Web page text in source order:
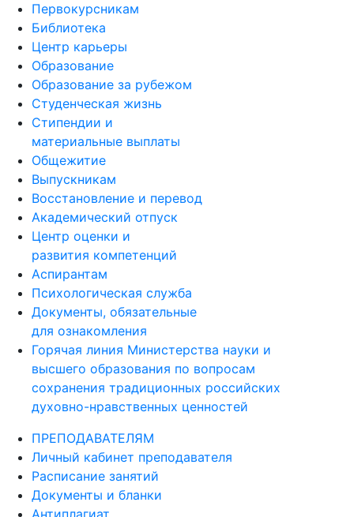
Первокурсникам
Библиотека
Центр карьеры
Образование
Образование за рубежом
Студенческая жизнь
Стипендии и
материальные выплаты
Общежитие
Выпускникам
Восстановление и перевод
Академический отпуск
Центр оценки и
развития компетенций
Аспирантам
Психологическая служба
Документы, обязательные
для ознакомления
Горячая линия Министерства науки и
высшего образования по вопросам
сохранения традиционных российских
духовно-нравственных ценностей
ПРЕПОДАВАТЕЛЯМ
Личный кабинет преподавателя
Расписание занятий
Документы и бланки
Антиплагиат